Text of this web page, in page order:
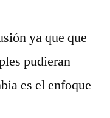
ya que que
pudieran
es el enfoque